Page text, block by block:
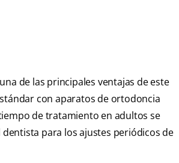
de las principales ventajas de este
con aparatos de ortodoncia
de tratamiento en adultos se
para los ajustes periódicos de